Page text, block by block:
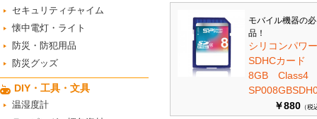
セキュリティチャイム
懐中電灯・ライト
防災・防犯用品
防災グッズ
DIY・工具・文具
温湿度計
モバイル機器の
品！
シリコンパ
SDHCカード
8GB
￥880 （税